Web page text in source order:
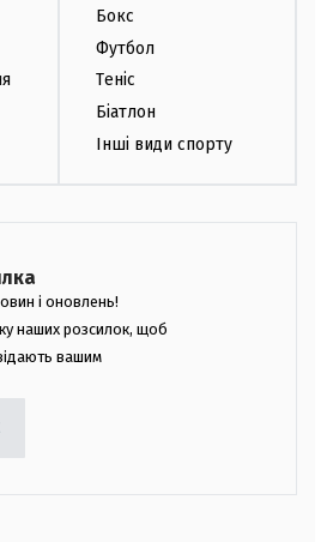
Бокс
Футбол
Теніс
Біатлон
Інші види спорту
і оновлень!
наших розсилок, щоб
вашим